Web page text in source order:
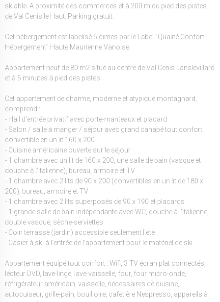
skiable. A proximité des commerces et à 200 m du pied des pistes
de Val Cenis le Haut. Parking gratuit.
Cet hébergement est labelisé 5 cimes par le Label "Qualité Confort
Hébergement" Haute Maurienne Vanoise.
Appartement neuf de 80 m2 situé au centre de Val Cenis Lanslevillard
et à 5 minutes à pied des pistes.
Cet appartement de charme, moderne et atypique montagnard,
comprend :
- Hall d'entrée privatif avec porte-manteaux et placard
- Salon / salle à manger / séjour avec grand canapé tout confort
convertible en un lit 160 x 200
- Cuisine américaine ouverte sur le séjour
- 1 chambre avec un lit de 160 x 200, une salle de bain (vasque et
douche à l'italienne), bureau, armoire et TV
- 1 chambre avec 2 lits de 90 x 200 (convertibles en un lit de 180 x
200), bureau, armoire et TV
- 1 chambre avec 2 lits superposés de 90 x 190 et placards
- 1 grande salle de bain indépendante avec WC, douche à l'italienne,
double vasque, sèche-serviettes
- Coin terrasse (jardin) accessible seulement l'été
- Casier à ski à l'entrée de l'appartement pour le matériel de ski
Appartement équipé tout confort : Wifi, 3 TV écran plat connectés,
lecteur DVD, lave-linge, lave-vaisselle, four, four micro-onde,
réfrigérateur américain, vaisselle, nécessaires de cuisine,
autocuiseur, grille-pain, bouilloire, cafetière Nespresso, appareils à